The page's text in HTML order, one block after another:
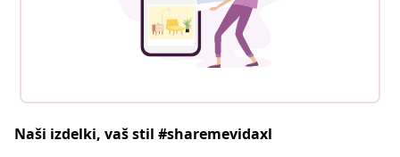
Naši izdelki, vaš stil #sharemevidaxl